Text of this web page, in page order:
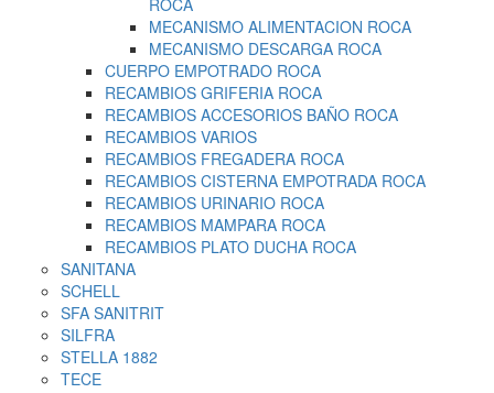
MECANISMO ALIMENTACION ROCA
MECANISMO DESCARGA ROCA
CUERPO EMPOTRADO ROCA
RECAMBIOS GRIFERIA ROCA
RECAMBIOS ACCESORIOS BAÑO ROCA
RECAMBIOS VARIOS
RECAMBIOS FREGADERA ROCA
RECAMBIOS CISTERNA EMPOTRADA ROCA
RECAMBIOS URINARIO ROCA
RECAMBIOS MAMPARA ROCA
RECAMBIOS PLATO DUCHA ROCA
SANITANA
SCHELL
SFA SANITRIT
SILFRA
STELLA 1882
TECE